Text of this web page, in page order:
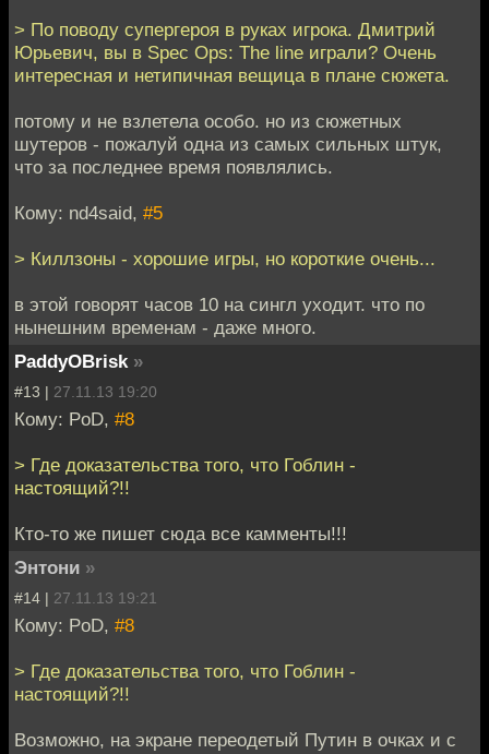
> По поводу супергероя в руках игрока. Дмитрий
Юрьевич, вы в Spec Ops: The line играли? Очень
интересная и нетипичная вещица в плане сюжета.
потому и не взлетела особо. но из сюжетных
шутеров - пожалуй одна из самых сильных штук,
что за последнее время появлялись.
Кому: nd4said, #5
> Киллзоны - хорошие игры, но короткие очень...
в этой говорят часов 10 на сингл уходит. что по
нынешним временам - даже много.
PaddyOBrisk »
#13 | 27.11.13 19:20
Кому: PoD, #8
> Где доказательства того, что Гоблин -
настоящий?!!
Кто-то же пишет сюда все камменты!!!
Энтони »
#14 | 27.11.13 19:21
Кому: PoD, #8
> Где доказательства того, что Гоблин -
настоящий?!!
Возможно, на экране переодетый Путин в очках и с